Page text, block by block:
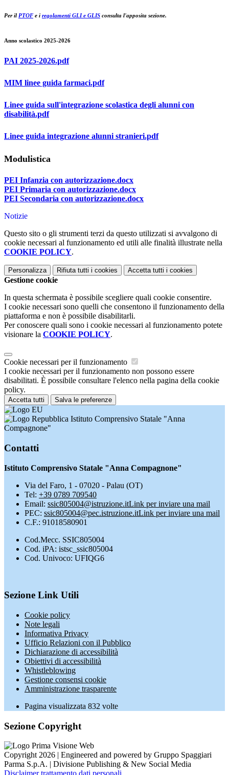
Per il PTOF e i regolamenti GLI e GLIS consulta l'apposita sezione.
Anno scolastico 2025-2026
PAI 2025-2026.pdf
MIM linee guida farmaci.pdf
Linee guida sull'integrazione scolastica degli alunni con
disabilità.pdf
Linee guida integrazione alunni stranieri.pdf
Modulistica
PEI Infanzia con autorizzazione.docx
PEI Primaria con autorizzazione.docx
PEI Secondaria con autorizzazione.docx
Notizie
Questo sito o gli strumenti terzi da questo utilizzati si avvalgono di
cookie necessari al funzionamento ed utili alle finalità illustrate nella
COOKIE POLICY.
Personalizza Rifiuta tutti i cookies Accetta tutti i cookies
Gestione cookie
In questa schermata è possibile scegliere quali cookie consentire.
I cookie necessari sono quelli che consentono il funzionamento della
piattaforma e non è possibile disabilitarli.
Per conoscere quali sono i cookie necessari al funzionamento potete
visionare la COOKIE POLICY.
Cookie necessari per il funzionamento
I cookie necessari per il funzionamento non possono essere
disabilitati. È possibile consultare l'elenco nella pagina della cookie
policy.
Accetta tutti Salva le preferenze
Istituto Comprensivo Statale "Anna
Compagnone"
Contatti
Istituto Comprensivo Statale "Anna Compagnone"
Via del Faro, 1 - 07020 - Palau (OT)
Tel: +39 0789 709540
Email: ssic805004@istruzione.itLink per inviare una mail
PEC: ssic805004@pec.istruzione.itLink per inviare una mail
C.F.: 91018580901
Cod.Mecc. SSIC805004
Cod. iPA: istsc_ssic805004
Cod. Univoco: UFIQG6
Sezione Link Utili
Cookie policy
Note legali
Informativa Privacy
Ufficio Relazioni con il Pubblico
Dichiarazione di accessibilità
Obiettivi di accessibilità
Whistleblowing
Gestione consensi cookie
Amministrazione trasparente
Pagina visualizzata 832 volte
Sezione Copyright
Copyright 2026 | Engineered and powered by Gruppo Spaggiari
Parma S.p.A. | Divisione Publishing & New Social Media